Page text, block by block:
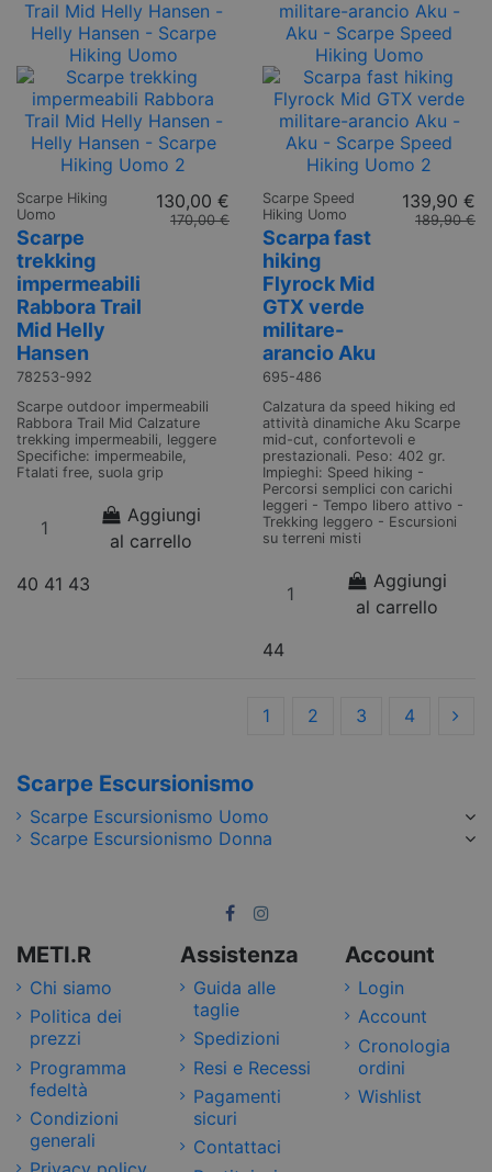
Scarpe Hiking
Uomo
Scarpe
trekking
impermeabili
Rabbora Trail
Mid Helly
Hansen
78253-992
130,00 €
170,00 €
Scarpe outdoor impermeabili
Rabbora Trail Mid Calzature
trekking impermeabili, leggere
Specifiche: impermeabile,
Ftalati free, suola grip
Aggiungi
al carrello
40 41 43
Scarpe Speed
Hiking Uomo
Scarpa fast
hiking
Flyrock Mid
GTX verde
militare-
arancio Aku
695-486
139,90 €
189,90 €
Calzatura da speed hiking ed
attività dinamiche Aku Scarpe
mid-cut, confortevoli e
prestazionali. Peso: 402 gr.
Impieghi: Speed hiking -
Percorsi semplici con carichi
leggeri - Tempo libero attivo -
Trekking leggero - Escursioni
su terreni misti
Aggiungi
al carrello
44
1 2 3 4
Scarpe Escursionismo
Scarpe Escursionismo Uomo
Scarpe Escursionismo Donna
METI.R
Chi siamo
Politica dei
prezzi
Programma
fedeltà
Condizioni
generali
Assistenza
Guida alle
taglie
Spedizioni
Resi e Recessi
Pagamenti
sicuri
Contattaci
Account
Login
Account
Cronologia
ordini
Wishlist